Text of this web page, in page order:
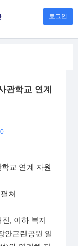
로그인
관학교 연계
0
교 연계 자원
쳐
, 이하 복지
안근린공원 일